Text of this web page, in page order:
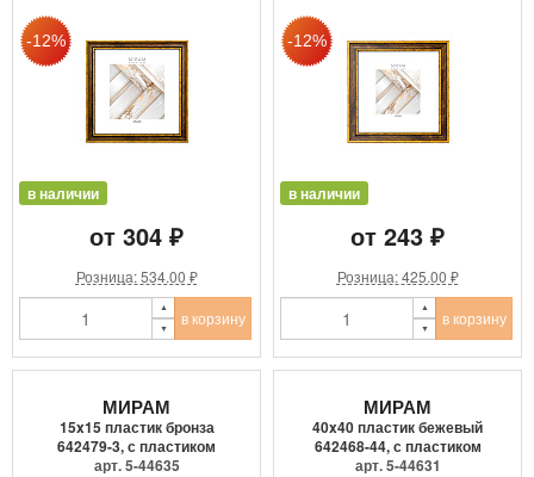
в наличии
от 304 ₽
Розница: 534.00 ₽
в корзину
в наличии
от 243 ₽
Розница: 425.00 ₽
в корзину
МИРАМ
15x15 пластик бронза
642479-3, с пластиком
арт. 5-44635
МИРАМ
40x40 пластик бежевый
642468-44, с пластиком
арт. 5-44631